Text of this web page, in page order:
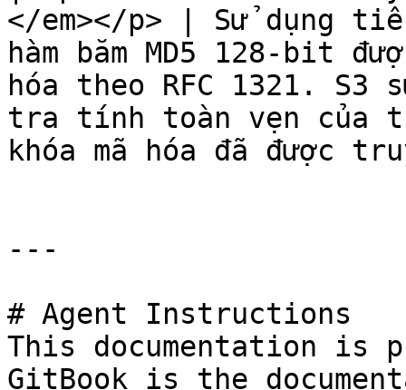
</em></p> | Sử dụng
hàm băm MD5 128-bit
hóa theo RFC 1321. S3
tra tính toàn vẹn của
khóa mã hóa đã được
---
# Agent Instructions
This documentation is
GitBook is the